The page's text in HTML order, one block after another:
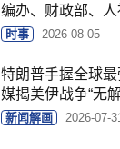
编办、财政部、
时事 2026-08-05
特朗普手握全球
媒揭美伊战争“无
新闻解画 2026-07-